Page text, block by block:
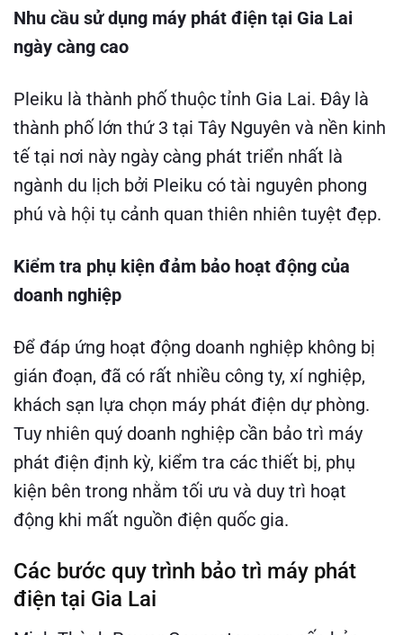
Nhu cầu sử dụng máy phát điện tại Gia Lai
ngày càng cao
Pleiku là thành phố thuộc tỉnh Gia Lai. Đây là
thành phố lớn thứ 3 tại Tây Nguyên và nền kinh
tế tại nơi này ngày càng phát triển nhất là
ngành du lịch bởi Pleiku có tài nguyên phong
phú và hội tụ cảnh quan thiên nhiên tuyệt đẹp.
Kiểm tra phụ kiện đảm bảo hoạt động của
doanh nghiệp
Để đáp ứng hoạt động doanh nghiệp không bị
gián đoạn, đã có rất nhiều công ty, xí nghiệp,
khách sạn lựa chọn máy phát điện dự phòng.
Tuy nhiên quý doanh nghiệp cần bảo trì máy
phát điện định kỳ, kiểm tra các thiết bị, phụ
kiện bên trong nhằm tối ưu và duy trì hoạt
động khi mất nguồn điện quốc gia.
Các bước quy trình bảo trì máy phát
điện tại Gia Lai